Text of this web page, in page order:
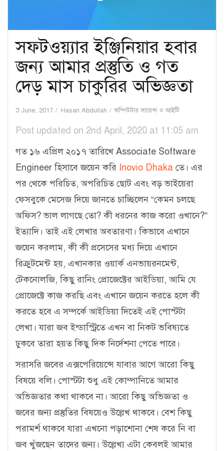
সফটওয়্যার ইঞ্জিনিয়ার হবার
জন্য আমার প্রস্তুতি ও গত
দেড় মাস চাকুরির অভিজ্ঞতা
3 June, 2017 Hasan Abdullah কম্পিউটার সায়েন্স ও আইটি
Post updated on 2nd April, 2020 at 11:05 am
গত ১৬ এপ্রিল ২০১৭ তারিখে Associate Software
Engineer হিসাবে জয়েন করি Inovio Dhaka তে। এর
পর থেকে পরিচিত, অপরিচিত ছোট এবং বড় ভাইয়েরা
ফেসবুকে মেসেজ দিয়ে জানতে চাচ্ছিলেন “কেমন চলছে
অফিস? ভাল লাগছে তো? কী ধরনের কাজ করো ওখানে?”
ইত্যাদি। তাই এই লেখার অবতারণা। কিভাবে এখানে
জয়েন করলাম, কী কী প্রসেসের মধ্য দিয়ে এখানে
রিক্রুটমেন্ট হয়, এখানকার ওয়ার্ক এনভায়রনমেন্ট,
টেকনোলজি, কিছু রানিং প্রোজেক্টের আইডিয়া, আমি যে
প্রোজেক্টে কাজ করছি এবং এখানে জয়েন করতে হলে কী
করতে হবে এ সম্পর্কে আইডিয়া দিতেই এই পোস্টটা
লেখা। যারা জব ইন্ডাস্ট্রিতে এখন বা নিকট ভবিষ্যতে
ঢুকবে তারা হয়ত কিছু দিক নির্দেশনা পেতে পারে।
সরাসরি জবের এক্সপেরিয়েন্সে যাবার আগে আরো কিছু
বিষয়ে বলি। পোস্টটা শুধু এই কোম্পানিতে আমার
অভিজ্ঞতার কথা থাকবে না। আরো কিছু অভিজ্ঞতা ও
জবের জন্য প্রস্তুতির বিষয়েও উল্লেখ থাকবে। বেশ কিছু
পরামর্শ থাকবে যারা এখনো পড়াশোনা শেষ করে নি বা
জব খুঁজছেন তাদের জন্য। উল্লেখ্য এটা কেবলই আমার